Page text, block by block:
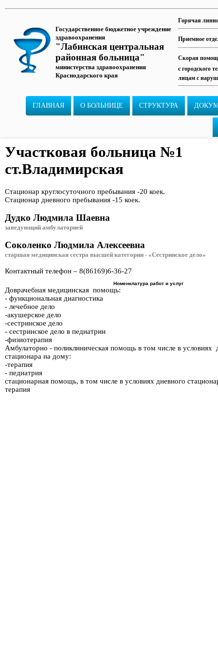
Государственное бюджетное учреждение
здравоохранения
"Лабинская центральная
районная больница"
министерства здравоохранения
Краснодарского края
Горячая
Приемное
Скорая
с городского
лицам с
ГЛАВНАЯ О БОЛЬНИЦЕ СТРУКТУРА
Участковая больница №1
ст.Владимирская
Стационар круглосуточного пребывания -20 коек.
Стационар дневного пребывания -15 коек.
Дудко Людмила Шаевна
заведующий амбулаторией
Соколенко Людмила Алексеевна
старшая медицинская сестра высшей категории - «Сестринское дело»
Контактный телефон – 8(86169)6-36-27
Номенклатура работ и услуг
Доврачебная медицинская помощь:
- функциональная диагностика
- лечебное дело
-акушерское дело
-сестринское дело
- сестринское дело в педиатрии
-физиотерапия
Амбулаторно - поликлиническая помощь в том числе в условиях
стационара на дому:
-терапия
- педиатрия
стационарная помощь, в том числе в условиях дневного
терапия